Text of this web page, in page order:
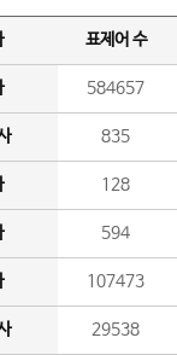
표제어 수
584657
835
128
594
107473
29538